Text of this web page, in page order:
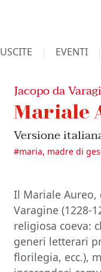
USCITE EVENTI
Jacopo da
Mariale
Versione
#maria, madre di
Il Mariale Aureo,
Varagine (1228-
religiosa coeva:
generi letterari
florilegia, ecc.),